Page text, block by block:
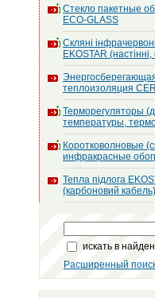
Стекло пакетные
ECO-GLASS
Скляні інфрачервоні
EKOSTAR (настінні,
теплоизоляция
Терморегуляторы
температуры,
Коротковолновые
инфракрасные
Тепла підлога
(карбоновий кабель)
искать в
Расширенный